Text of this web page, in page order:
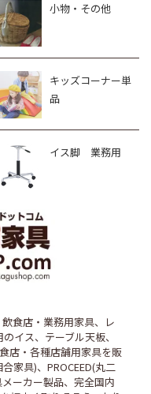
小物・その他
キッズコーナー単
品
イス脚 業務用
食店・業務用家具、レ
イス、テーブル天板、
店・各種店舗用家具を販
家具)、PROCEED(丸二
ーカー製品、完全国内